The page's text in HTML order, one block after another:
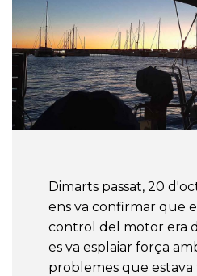
Dimarts passat, 20
ens va confirmar que
control del motor era
es va esplaiar força
problemes que